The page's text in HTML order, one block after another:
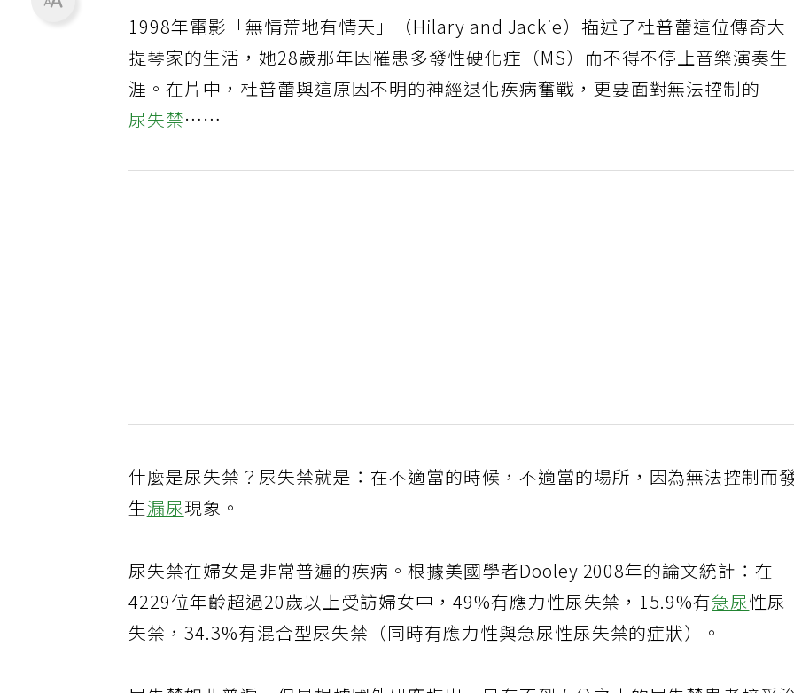
1998年電影「無情荒地有情天」（Hilary and Jackie）描述了杜普蕾這位傳奇大
提琴家的生活，她28歲那年因罹患多發性硬化症（MS）而不得不停止音樂演奏生
涯。在片中，杜普蕾與這原因不明的神經退化疾病奮戰，更要面對無法控制的
尿失禁……
什麼是尿失禁？尿失禁就是：在不適當的時候，不適當的場所，因為無法控制而
生漏尿現象。
尿失禁在婦女是非常普遍的疾病。根據美國學者Dooley 2008年的論文統計：在
4229位年齡超過20歲以上受訪婦女中，49%有應力性尿失禁，15.9%有急尿性尿
失禁，34.3%有混合型尿失禁（同時有應力性與急尿性尿失禁的症狀）。